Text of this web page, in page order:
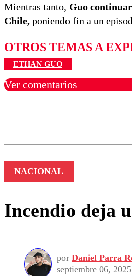
Mientras tanto, Guo
Chile, poniendo fin a un
OTROS TEMAS A
ETHAN GUO
Ver comentarios
NACIONAL
Incendio deja
por Daniel Parra
septiembre 06, 2025